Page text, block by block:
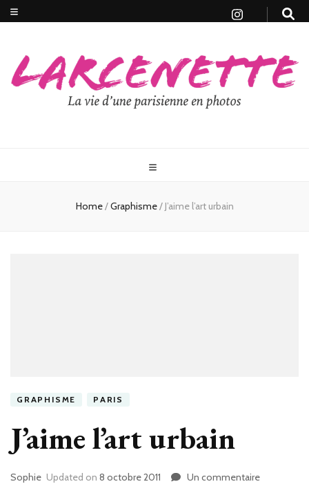
Home/Graphisme/J’aime l’art urbain
GRAPHISME PARIS
J’aime l’art urbain
Sophie Updated on 8 octobre 2011 Un commentaire